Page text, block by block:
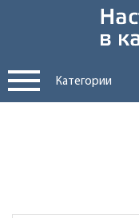
Категории